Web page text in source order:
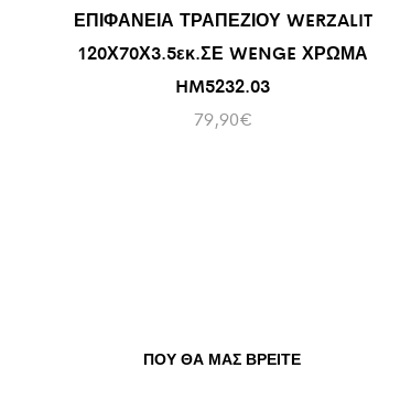
ΕΠΙΦΑΝΕΙΑ ΤΡΑΠΕΖΙΟΥ WERZALIT
120Χ70Χ3.5εκ.ΣΕ WENGE ΧΡΩΜΑ
HM5232.03
79,90€
ΠΟΥ ΘΑ ΜΑΣ ΒΡΕΊΤΕ